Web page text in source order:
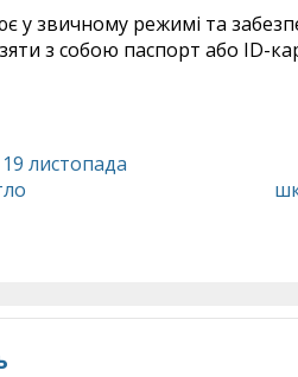
у звичному режимі та
з собою паспорт або ID-
листопада